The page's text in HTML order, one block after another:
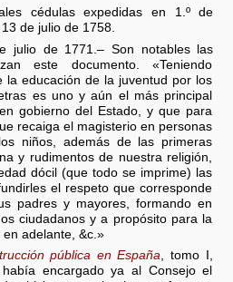
cédulas expedidas en 1.º de
de julio de 1758.
julio de 1771.– Son notables las
este documento. «Teniendo
la educación de la juventud por los
es uno y aún el más principal
gobierno del Estado, y que para
recaiga el magisterio en personas
niños, además de las primeras
y rudimentos de nuestra religión,
dócil (que todo se imprime) las
el respeto que corresponde
padres y mayores, formando en
ciudadanos y a propósito para la
adelante, &c.»
pública en España, tomo I,
encargado ya al Consejo el